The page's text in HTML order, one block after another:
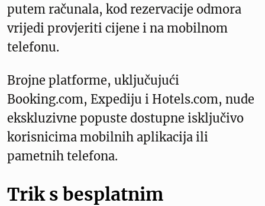
putem računala, kod rezervacije odmora
vrijedi provjeriti cijene i na mobilnom
telefonu.
Brojne platforme, uključujući
Booking.com, Expediju i Hotels.com, nude
ekskluzivne popuste dostupne isključivo
korisnicima mobilnih aplikacija ili
pametnih telefona.
Trik s besplatnim